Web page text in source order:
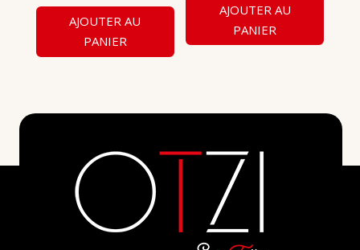
AJOUTER AU
PANIER
AJOUTER AU
PANIER